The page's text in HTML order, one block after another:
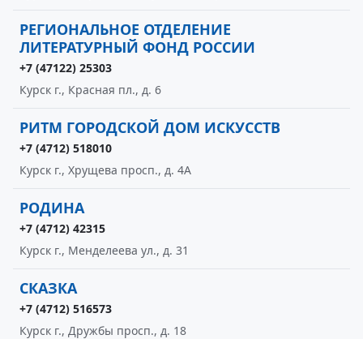
РЕГИОНАЛЬНОЕ ОТДЕЛЕНИЕ
ЛИТЕРАТУРНЫЙ ФОНД РОССИИ
+7 (47122) 25303
Курск г., Красная пл., д. 6
РИТМ ГОРОДСКОЙ ДОМ ИСКУССТВ
+7 (4712) 518010
Курск г., Хрущева просп., д. 4А
РОДИНА
+7 (4712) 42315
Курск г., Менделеева ул., д. 31
СКАЗКА
+7 (4712) 516573
Курск г., Дружбы просп., д. 18